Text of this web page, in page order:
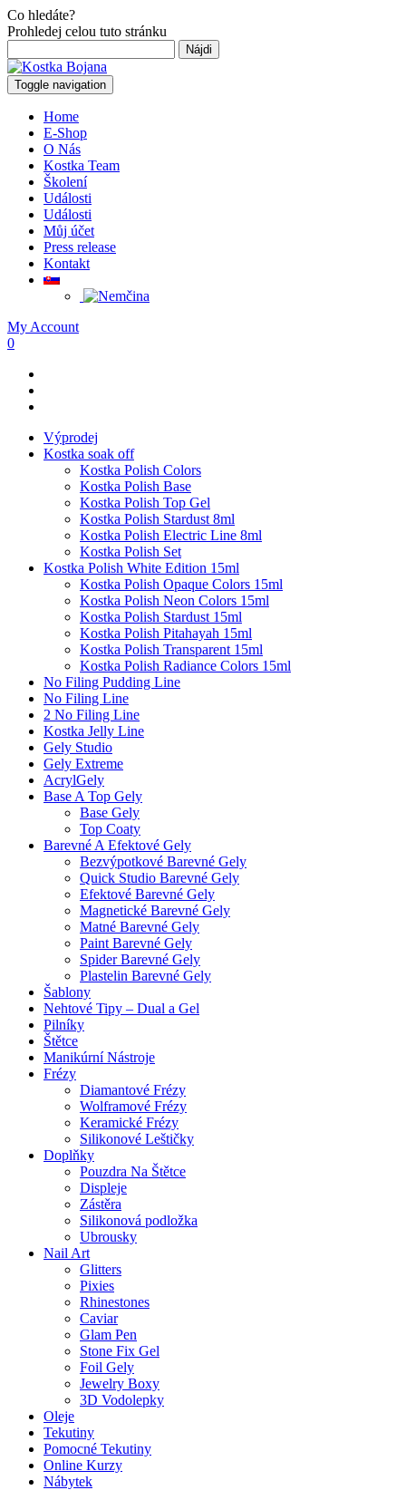
Co hledáte?
Prohledej celou tuto stránku
Toggle navigation
Home
E-Shop
O Nás
Kostka Team
Školení
Události
Události
Můj účet
Press release
Kontakt
My Account
0
Výprodej
Kostka soak off
Kostka Polish Colors
Kostka Polish Base
Kostka Polish Top Gel
Kostka Polish Stardust 8ml
Kostka Polish Electric Line 8ml
Kostka Polish Set
Kostka Polish White Edition 15ml
Kostka Polish Opaque Colors 15ml
Kostka Polish Neon Colors 15ml
Kostka Polish Stardust 15ml
Kostka Polish Pitahayah 15ml
Kostka Polish Transparent 15ml
Kostka Polish Radiance Colors 15ml
No Filing Pudding Line
No Filing Line
2 No Filing Line
Kostka Jelly Line
Gely Studio
Gely Extreme
AcrylGely
Base A Top Gely
Base Gely
Top Coaty
Barevné A Efektové Gely
Bezvýpotkové Barevné Gely
Quick Studio Barevné Gely
Efektové Barevné Gely
Magnetické Barevné Gely
Matné Barevné Gely
Paint Barevné Gely
Spider Barevné Gely
Plastelin Barevné Gely
Šablony
Nehtové Tipy – Dual a Gel
Pilníky
Štětce
Manikúrní Nástroje
Frézy
Diamantové Frézy
Wolframové Frézy
Keramické Frézy
Silikonové Leštičky
Doplňky
Pouzdra Na Štětce
Displeje
Zástěra
Silikonová podložka
Ubrousky
Nail Art
Glitters
Pixies
Rhinestones
Caviar
Glam Pen
Stone Fix Gel
Foil Gely
Jewelry Boxy
3D Vodolepky
Oleje
Tekutiny
Pomocné Tekutiny
Online Kurzy
Nábytek